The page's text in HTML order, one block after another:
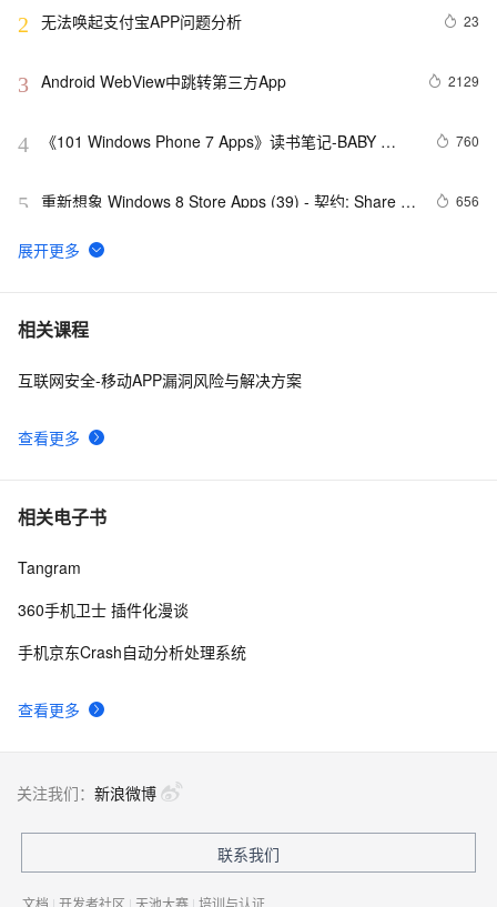
2 无法唤起支付宝APP问题分析 23
3 Android WebView中跳转第三方App 2129
4
《101 Windows Phone 7 Apps》读书笔记-BABY
760
5 重新想象 Windows 8 Store Apps (39) - 契约: Share
656
6 基于java考研线上自习室 App 的设计与实现附完整代码
7 而桌面app向来是web前端开发开发人员下意识的避开方
8 《101 Windows Phone 7 Apps》读书笔记-
9 最佳实践3：用通义灵码开发一款 App
10
相关课程
查看更多
互联网安全-移动APP漏洞风险与解决方案
相关电子书
查看更多
Tangram
360手机卫士 插件化漫谈
手机京东Crash自动分析处理系统
关注我们： 新浪微博
联系我们
文档 | 开发者社区 | 天池大赛 | 培训与认证